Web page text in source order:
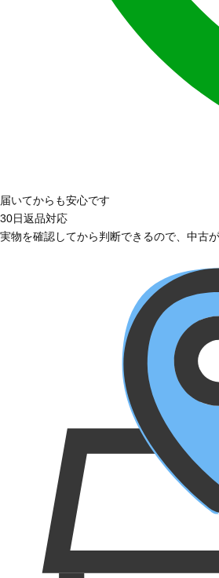
届いてからも安心です
30日返品対応
実物を確認してから判断できるので、中古